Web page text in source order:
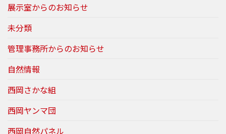
展示室からのお知らせ
未分類
管理事務所からのお知らせ
自然情報
西岡さかな組
西岡ヤンマ団
西岡自然パネル